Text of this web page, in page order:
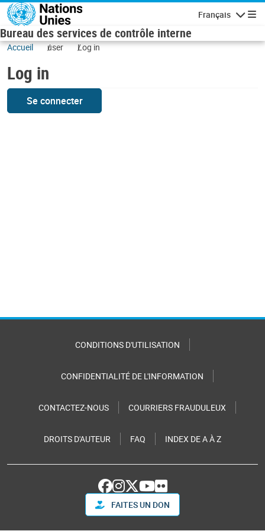
Skip to main content
Français
Bureau des services de contrôle interne
Accueil user Log in
Log in
Se connecter
CONDITIONS D'UTILISATION
CONFIDENTIALITÉ DE L'INFORMATION
CONTACTEZ-NOUS COURRIERS FRAUDULEUX
DROITS D'AUTEUR FAQ INDEX DE A À Z
FAITES UN DON